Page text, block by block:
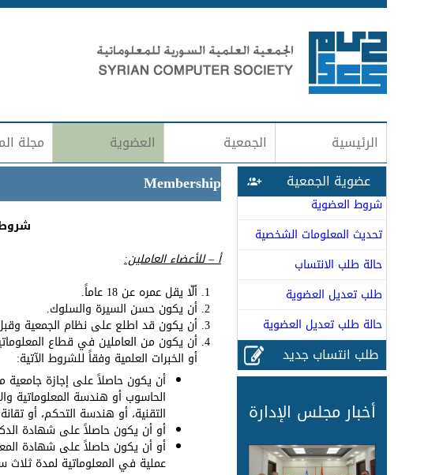
الرئيسية الجمعية العضوية مجلة
Membership
شروط
أ – للأعضاء العاملين:
ألّا يقل عمره عن 18 عاماً.
أن يكون حسن السيرة والسلوك.
أن يكون قد اطلع على نظام الجمعية
أن يكون من العاملين في قطاع
أو الخبرات العلمية وفقاً للشروط الآتية:
أن يكون حاصلاً على إجازة جامعية
الحاسوب أو هندسة المعلوماتية
التقنية، أو هندسة التحكم، أو
أو أن يكون حاصلاً على شهادة
أو أن يكون حاصلاً على شهادة
عملية في المعلوماتية لمدة ثلاث
عضوية الجمعية
شروط العضوية
تحديث المعلومات الشخصية
حالة طلب الانتساب
طلب تعديل العضوية
حالة طلب تعديل العضوية
طلب انتساب جديد
أخبار مجلس الإدارة